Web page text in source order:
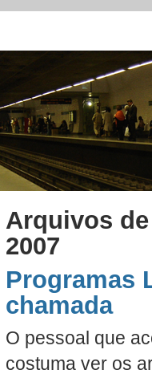
Arquivos
2007
Programas
chamada
O pessoal que
costuma ver os